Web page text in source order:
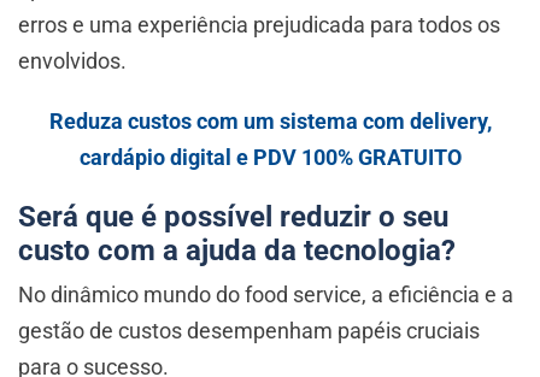
erros e uma experiência prejudicada para todos os
envolvidos.
Reduza custos com um sistema com delivery,
cardápio digital e PDV 100% GRATUITO
Será que é possível reduzir o seu
custo com a ajuda da tecnologia?
No dinâmico mundo do food service, a eficiência e a
gestão de custos desempenham papéis cruciais
para o sucesso.